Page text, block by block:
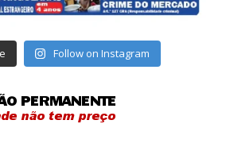
Follow on Instagram